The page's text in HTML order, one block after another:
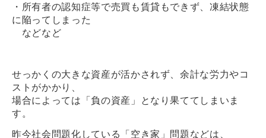
・所有者の認知症等で売買も賃貸もできず、凍結状態
に陥ってしまった
などなど
せっかくの大きな資産が活かされず、余計な労力やコ
ストがかかり、
場合によっては「負の資産」となり果ててしまいま
す。
昨今社会問題化している「空き家」問題などは、